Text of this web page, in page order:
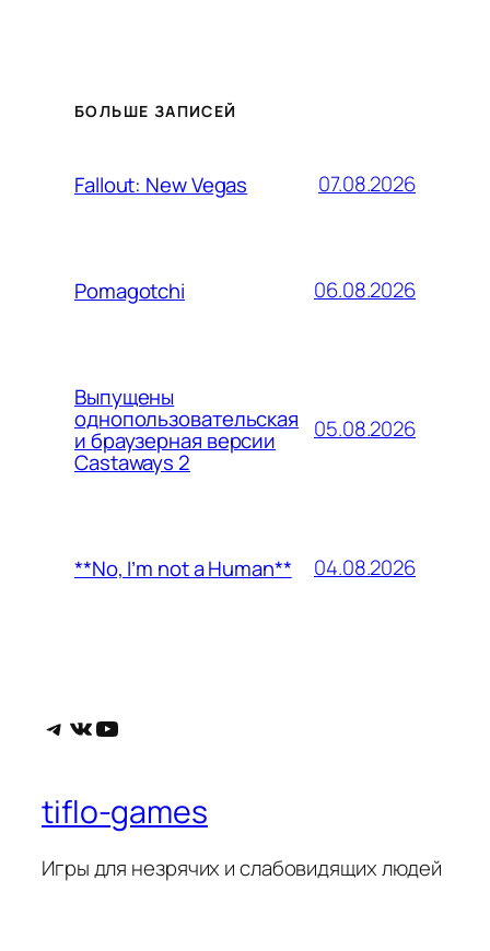
БОЛЬШЕ ЗАПИСЕЙ
Fallout: New Vegas 07.08.2026
Pomagotchi 06.08.2026
Выпущены
однопользовательская
и браузерная версии
Castaways 2
05.08.2026
**No, I’m not a Human** 04.08.2026
Telegram
ВКонтакте
YouTube
tiflo-games
Игры для незрячих и слабовидящих людей